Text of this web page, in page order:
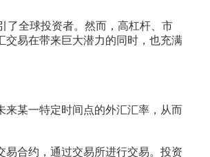
全球投资者。然而，高杠杆、市
交易在带来巨大潜力的同时，也充满
某一特定时间点的外汇汇率，从而
合约，通过交易所进行交易。投资